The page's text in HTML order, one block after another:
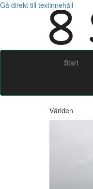
Gå direkt till textinnehåll
Start
Världen